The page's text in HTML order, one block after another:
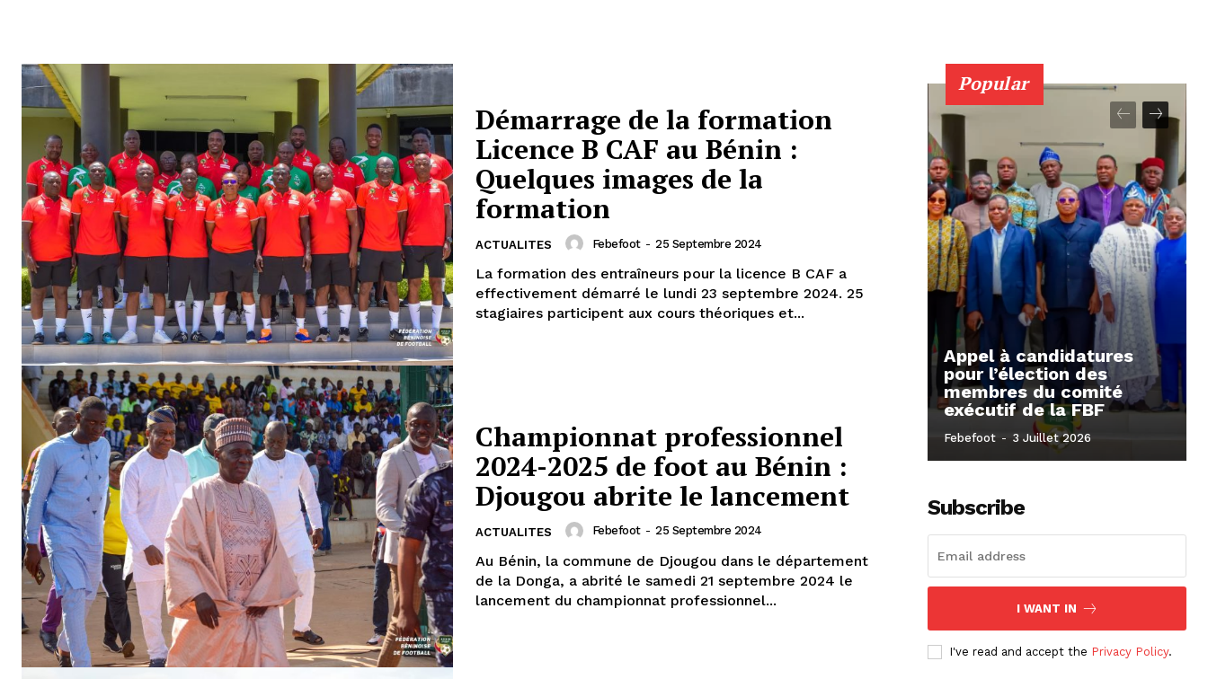
Démarrage de la formation
Licence B CAF au Bénin :
Quelques images de la
formation
ACTUALITES Febefoot - 25 Septembre 2024
La formation des entraîneurs pour la licence B CAF a
effectivement démarré le lundi 23 septembre 2024. 25
stagiaires participent aux cours théoriques et...
Championnat professionnel
2024-2025 de foot au Bénin :
Djougou abrite le lancement
ACTUALITES Febefoot - 25 Septembre 2024
Au Bénin, la commune de Djougou dans le département
de la Donga, a abrité le samedi 21 septembre 2024 le
lancement du championnat professionnel...
Popular
Appel à candidatures
pour l’élection des
membres du comité
exécutif de la FBF
Febefoot - 3 Juillet 2026
Subscribe
I WANT IN
I've read and accept the Privacy Policy.